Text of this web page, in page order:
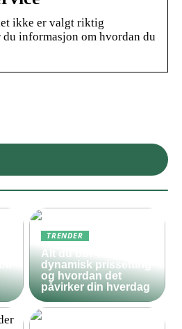
ikke er valgt riktig
informasjon om hvordan du
TRENDER
Alt du bør vite om
dynamisk prissetting
og hvordan det
påvirker din hverdag